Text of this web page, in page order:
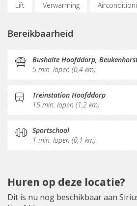
Lift
Verwarming
Vergaderplekken
Glasvezel
Printservice
KVK-
Sociaal hart
Restaurant
Schoonmaak
Receptie
Bereikbaarheid
Bushalte Hoofddorp,
5 min. lopen (0,4 km)
Treinstation Hoofddorp
15 min. lopen (1,2 km)
Sportschool
1 min. lopen (0,1 km)
Huren op deze locatie?
Dit is nu nog beschikbaar aan